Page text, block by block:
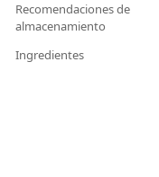
Recomendaciones de
almacenamiento
Ingredientes